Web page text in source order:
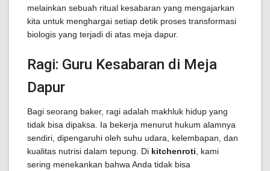
melainkan sebuah ritual kesabaran yang mengajarkan
kita untuk menghargai setiap detik proses transformasi
biologis yang terjadi di atas meja dapur.
Ragi: Guru Kesabaran di Meja
Dapur
Bagi seorang baker, ragi adalah makhluk hidup yang
tidak bisa dipaksa. Ia bekerja menurut hukum alamnya
sendiri, dipengaruhi oleh suhu udara, kelembapan, dan
kualitas nutrisi dalam tepung. Di kitchenroti , kami
sering menekankan bahwa Anda tidak bisa